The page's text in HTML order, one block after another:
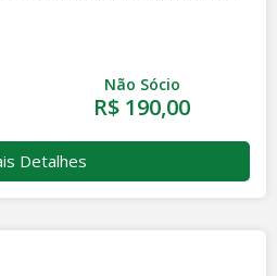
Não Sócio
R$ 190,00
Detalhes